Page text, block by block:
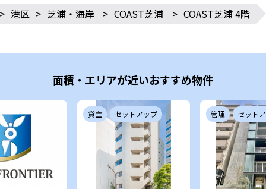
> 港区 > 芝浦・海岸 > COAST芝浦 > COAST芝浦 4階
面積・エリアが近いおすすめ物件
貸主 セットアップ 管理 セット